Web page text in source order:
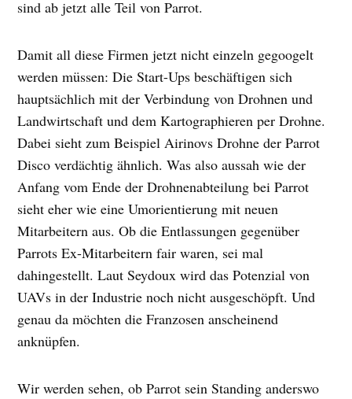
sind ab jetzt alle Teil von Parrot.
Damit all diese Firmen jetzt nicht einzeln gegoogelt
werden müssen: Die Start-Ups beschäftigen sich
hauptsächlich mit der Verbindung von Drohnen und
Landwirtschaft und dem Kartographieren per Drohne.
Dabei sieht zum Beispiel Airinovs Drohne der Parrot
Disco verdächtig ähnlich. Was also aussah wie der
Anfang vom Ende der Drohnenabteilung bei Parrot
sieht eher wie eine Umorientierung mit neuen
Mitarbeitern aus. Ob die Entlassungen gegenüber
Parrots Ex-Mitarbeitern fair waren, sei mal
dahingestellt. Laut Seydoux wird das Potenzial von
UAVs in der Industrie noch nicht ausgeschöpft. Und
genau da möchten die Franzosen anscheinend
anknüpfen.
Wir werden sehen, ob Parrot sein Standing anderswo